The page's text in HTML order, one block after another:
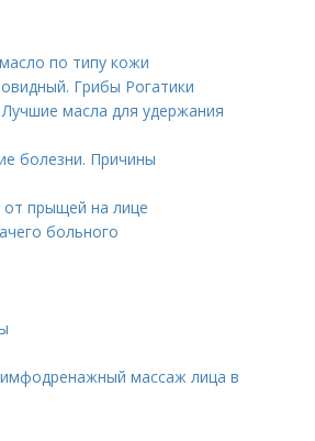
по типу кожи
Грибы Рогатики
масла для удержания
болезни. Причины
от прыщей на лице
больного
массаж лица в